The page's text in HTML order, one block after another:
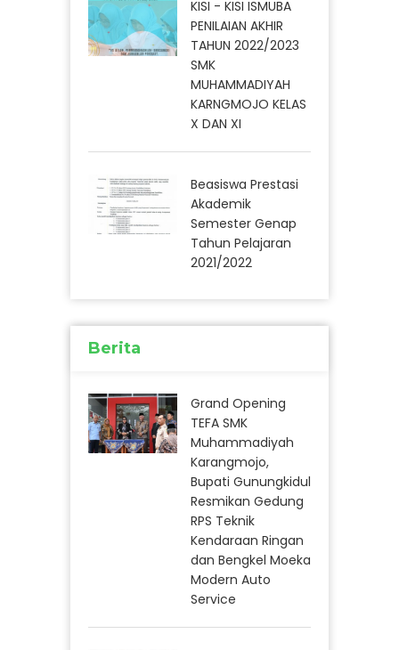
KISI - KISI ISMUBA
PENILAIAN AKHIR
TAHUN 2022/2023
SMK
MUHAMMADIYAH
KARNGMOJO KELAS
X DAN XI
Beasiswa Prestasi
Akademik
Semester Genap
Tahun Pelajaran
2021/2022
Berita
Grand Opening
TEFA SMK
Muhammadiyah
Karangmojo,
Bupati Gunungkidul
Resmikan Gedung
RPS Teknik
Kendaraan Ringan
dan Bengkel Moeka
Modern Auto
Service